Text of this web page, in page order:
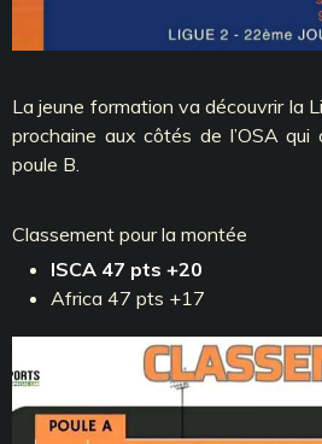
La jeune formation va découvrir la
prochaine aux côtés de l’OSA
poule B.
Classement pour la montée
ISCA 47 pts +20
Africa 47 pts +17